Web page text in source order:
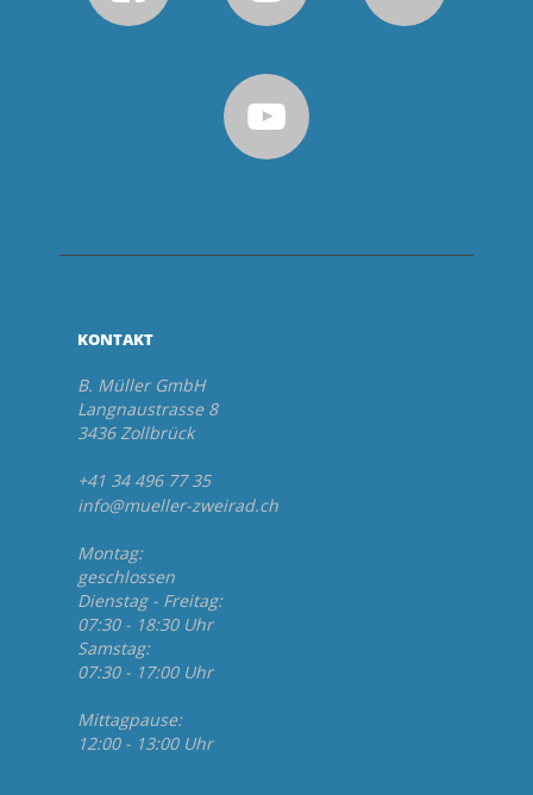
KONTAKT
B. Müller GmbH
Langnaustrasse 8
3436 Zollbrück
+41 34 496 77 35
info@mueller-zweirad.ch
Montag:
geschlossen
Dienstag - Freitag:
07:30 - 18:30 Uhr
Samstag:
07:30 - 17:00 Uhr
Mittagpause:
12:00 - 13:00 Uhr